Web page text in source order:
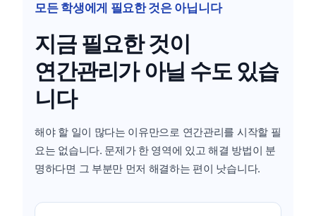
모든 학생에게 필요한 것은 아닙니다
지금 필요한 것이
연간관리가 아닐 수도 있습
니다
해야 할 일이 많다는 이유만으로 연간관리를 시작할 필
요는 없습니다. 문제가 한 영역에 있고 해결 방법이 분
명하다면 그 부분만 먼저 해결하는 편이 낫습니다.